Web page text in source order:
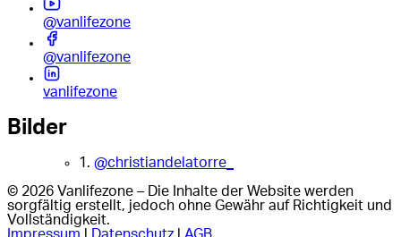
@vanlifezone
@vanlifezone
vanlifezone
Bilder
1. @christiandelatorre_
© 2026 Vanlifezone – Die Inhalte der Website werden
sorgfältig erstellt, jedoch ohne Gewähr auf Richtigkeit und
Vollständigkeit.